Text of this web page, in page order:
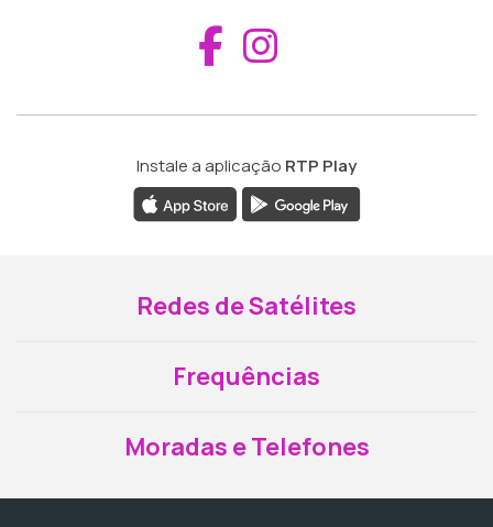
Aceder ao
Instale a aplicação RTP Play
Redes de Satélites
Frequências
Moradas e Telefones